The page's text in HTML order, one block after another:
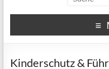
Kinderschutz &